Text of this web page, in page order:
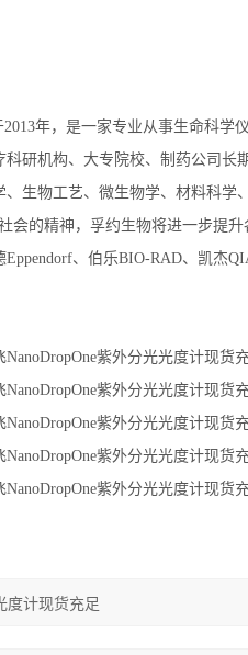
年，是一家专业从事生命科学
研机构、大专院校、制药公司长
生物工艺、微生物学、材料科学
会的精神，孚约生物将进一步提
、伯乐BIO-RAD、凯杰